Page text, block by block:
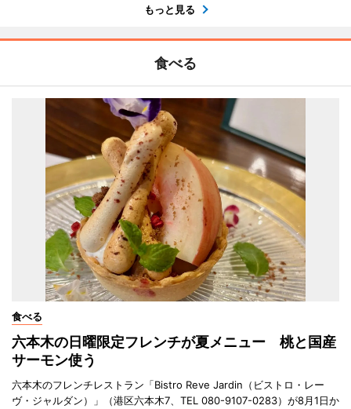
もっと見る
食べる
食べる
六本木の日曜限定フレンチが夏メニュー 桃と国産
サーモン使う
六本木のフレンチレストラン「Bistro Reve Jardin（ビストロ・レー
ヴ・ジャルダン）」（港区六本木7、TEL 080-9107-0283）が8月1日か